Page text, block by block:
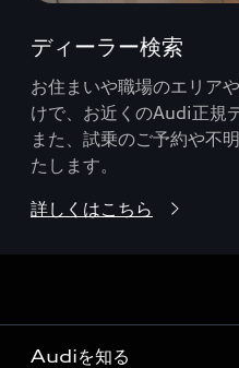
ディーラー検索
お住まいや職場のエリア
けで、お近くのAudi正規
また、試乗のご予約や不
たします。
詳しくはこちら
Audiを知る